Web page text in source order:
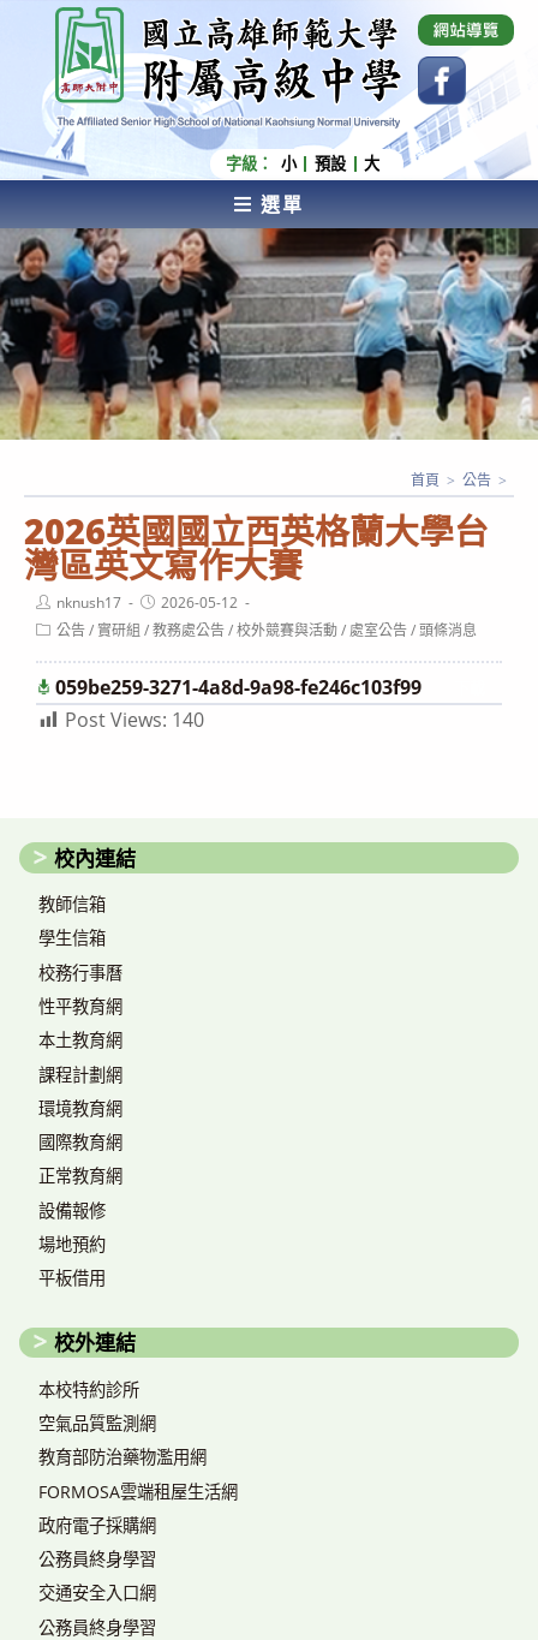
內
容
國立高雄師範大學附屬高級中學 Affiliated Senior
High School of National Kaohsiung Normal
University
字級： 小 預設 大
選單
AFFILIATED SENIOR HIGH SCHOOL OF NATIONAL
KAOHSIUNG NORMAL UNIVERSITY
2026英國國立西英格蘭大學台
灣區英文寫作大賽
首頁 > 公告 >
Post
author:
nknush17
Post
published:
2026-05-12
Post公告/ 實研組 /教務處公告/校外競賽與活動/處室公告/頭條消息
059be259-3271-4a8d-9a98-fe246c103f99
Post Views: 140
校內連結
教師信箱
學生信箱
校務行事曆
性平教育網
本土教育網
課程計劃網
環境教育網
國際教育網
正常教育網
設備報修
場地預約
平板借用
校外連結
本校特約診所
空氣品質監測網
教育部防治藥物濫用網
FORMOSA雲端租屋生活網
政府電子採購網
公務員終身學習
交通安全入口網
公務員終身學習